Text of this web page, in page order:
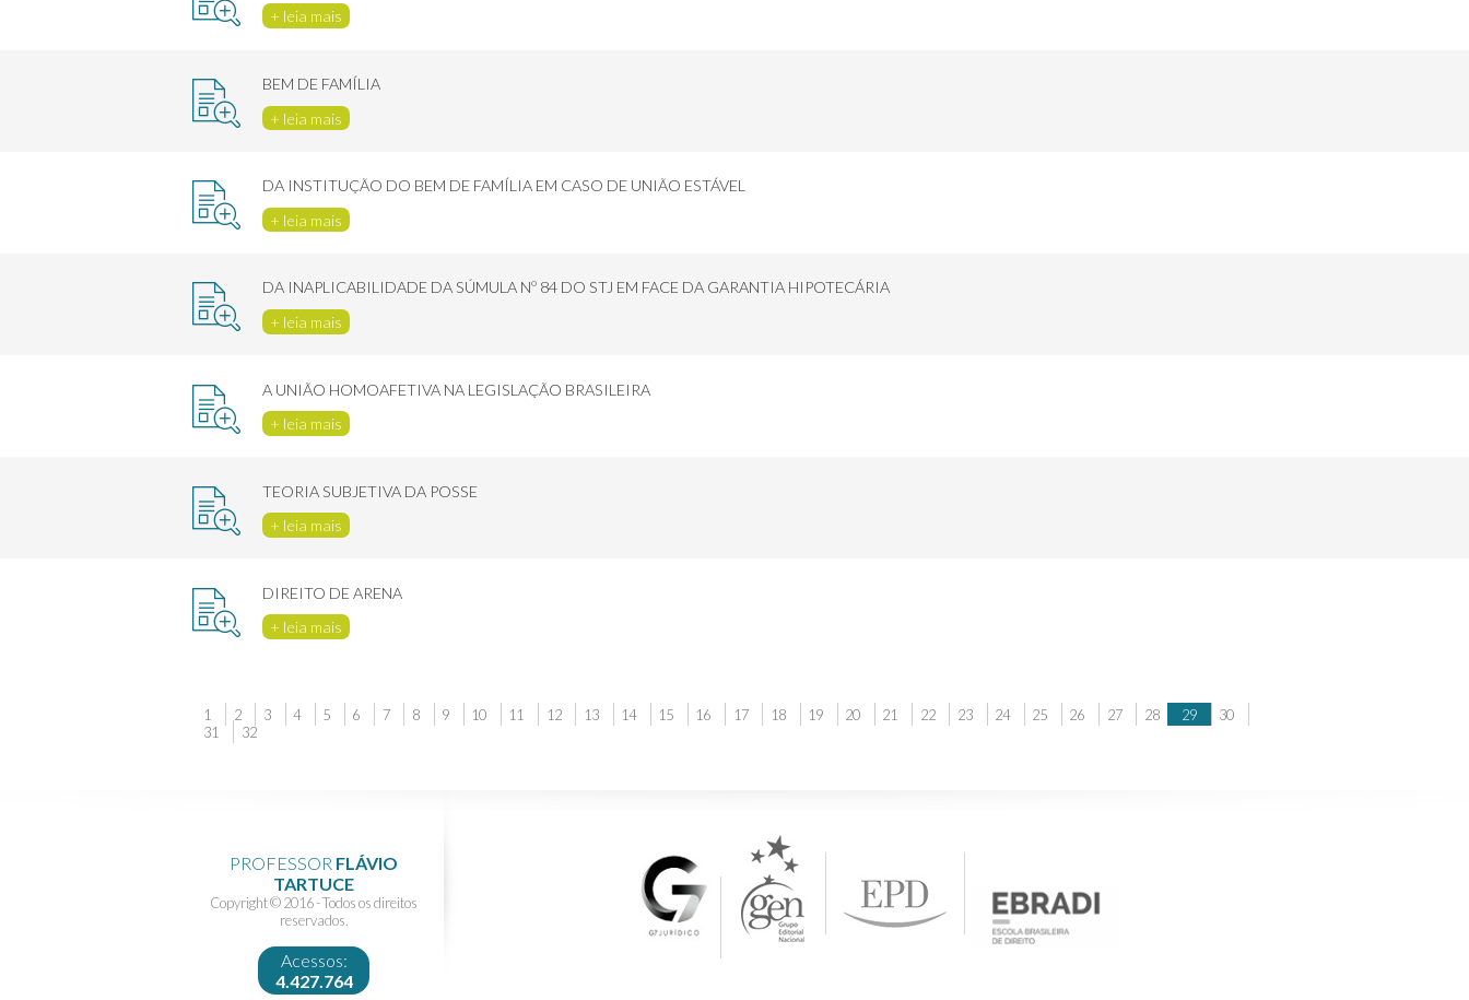
+ leia mais
BEM DE FAMÍLIA
+ leia mais
DA INSTITUÇÃO DO BEM DE FAMÍLIA EM CASO DE UNIÃO ESTÁVEL
+ leia mais
DA INAPLICABILIDADE DA SÚMULA Nº 84 DO STJ EM FACE DA GARANTIA HIPOTECÁRIA
+ leia mais
A UNIÃO HOMOAFETIVA NA LEGISLAÇÃO BRASILEIRA
+ leia mais
TEORIA SUBJETIVA DA POSSE
+ leia mais
DIREITO DE ARENA
+ leia mais
1 2 3 4 5 6 7 8 9 10 11 12 13 14 15 16 17 18 19 20 21 22 23 24 25 26 27 28 29
30
31
32
PROFESSOR FLÁVIO
TARTUCE
Copyright © 2016 - Todos os direitos
reservados.
Acessos:
4.427.764